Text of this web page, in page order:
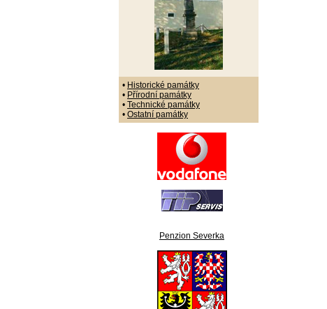
• Historické památky
• Přírodní památky
• Technické památky
• Ostatní památky
Penzion Severka